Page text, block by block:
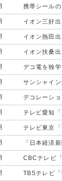
携帯シール
イオン三好
イオン熱田
イオン扶桑
デコ電を独
サンシャイ
デコレーシ
テレビ愛知
テレビ東京
「日本経済
CBCテレビ
TBSテレビ